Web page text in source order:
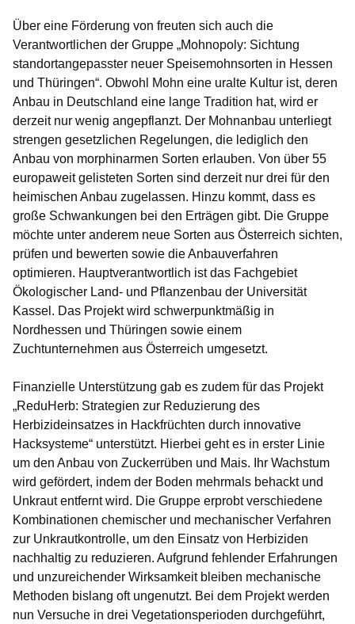
Über eine Förderung von freuten sich auch die
Verantwortlichen der Gruppe „Mohnopoly: Sichtung
standortangepasster neuer Speisemohnsorten in Hessen
und Thüringen“. Obwohl Mohn eine uralte Kultur ist, deren
Anbau in Deutschland eine lange Tradition hat, wird er
derzeit nur wenig angepflanzt. Der Mohnanbau unterliegt
strengen gesetzlichen Regelungen, die lediglich den
Anbau von morphinarmen Sorten erlauben. Von über 55
europaweit gelisteten Sorten sind derzeit nur drei für den
heimischen Anbau zugelassen. Hinzu kommt, dass es
große Schwankungen bei den Erträgen gibt. Die Gruppe
möchte unter anderem neue Sorten aus Österreich sichten,
prüfen und bewerten sowie die Anbauverfahren
optimieren. Hauptverantwortlich ist das Fachgebiet
Ökologischer Land- und Pflanzenbau der Universität
Kassel. Das Projekt wird schwerpunktmäßig in
Nordhessen und Thüringen sowie einem
Zuchtunternehmen aus Österreich umgesetzt.
Finanzielle Unterstützung gab es zudem für das Projekt
„ReduHerb: Strategien zur Reduzierung des
Herbizideinsatzes in Hackfrüchten durch innovative
Hacksysteme“ unterstützt. Hierbei geht es in erster Linie
um den Anbau von Zuckerrüben und Mais. Ihr Wachstum
wird gefördert, indem der Boden mehrmals behackt und
Unkraut entfernt wird. Die Gruppe erprobt verschiedene
Kombinationen chemischer und mechanischer Verfahren
zur Unkrautkontrolle, um den Einsatz von Herbiziden
nachhaltig zu reduzieren. Aufgrund fehlender Erfahrungen
und unzureichender Wirksamkeit bleiben mechanische
Methoden bislang oft ungenutzt. Bei dem Projekt werden
nun Versuche in drei Vegetationsperioden durchgeführt,